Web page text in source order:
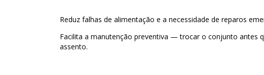
Reduz falhas de alimentação e a necessidade de reparos
Facilita a manutenção preventiva — trocar o conjunto antes
assento.